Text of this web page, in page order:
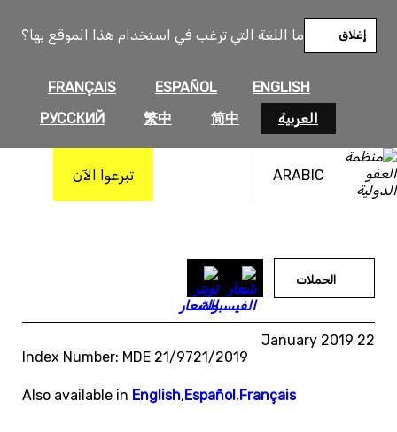
ما اللغة التي ترغب في استخدام هذا الموقع بها؟
ENGLISH
ESPAÑOL
FRANÇAIS
العربية
简中
繁中
РУССКИЙ
إغلاق
ARABIC تبرعوا الآن
المحتوى
الحملات
22 January 2019
Index Number: MDE 21/9721/2019
Also available in English,Español,Français